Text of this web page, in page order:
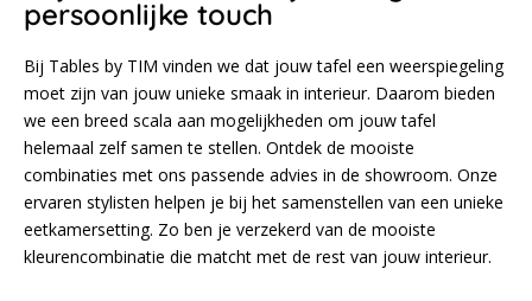
persoonlijke touch
Bij Tables by TIM vinden we dat jouw tafel een weerspiegeling
moet zijn van jouw unieke smaak in interieur. Daarom bieden
we een breed scala aan mogelijkheden om jouw tafel
helemaal zelf samen te stellen. Ontdek de mooiste
combinaties met ons passende advies in de showroom. Onze
ervaren stylisten helpen je bij het samenstellen van een unieke
eetkamersetting. Zo ben je verzekerd van de mooiste
kleurencombinatie die matcht met de rest van jouw interieur.